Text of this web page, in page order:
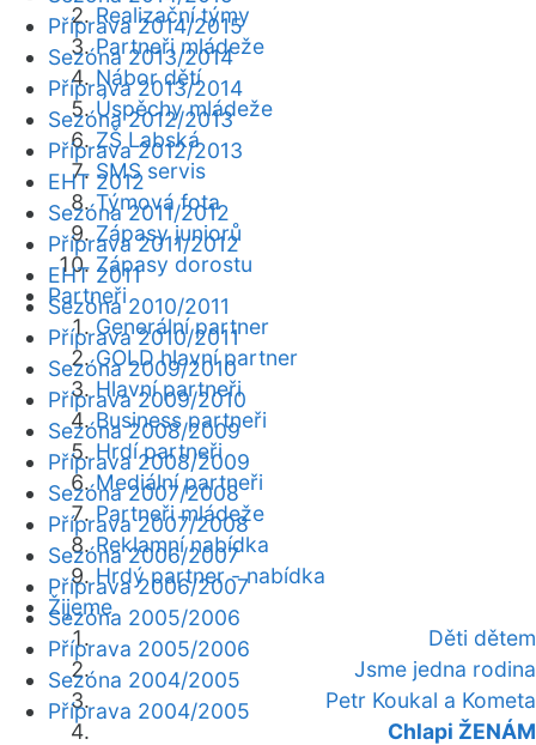
Realizační týmy
Partneři mládeže
Nábor dětí
Úspěchy mládeže
ZŠ Labská
SMS servis
Týmová fota
Zápasy juniorů
Zápasy dorostu
Partneři
Generální partner
GOLD hlavní partner
Hlavní partneři
Business partneři
Hrdí partneři
Mediální partneři
Partneři mládeže
Reklamní nabídka
Hrdý partner - nabídka
Žijeme
Děti dětem
Jsme jedna rodina
Petr Koukal a Kometa
Chlapi ŽENÁM
Příprava 2014/2015
Sezóna 2013/2014
Příprava 2013/2014
Sezóna 2012/2013
Příprava 2012/2013
EHT 2012
Sezóna 2011/2012
Příprava 2011/2012
EHT 2011
Sezóna 2010/2011
Příprava 2010/2011
Sezóna 2009/2010
Příprava 2009/2010
Sezóna 2008/2009
Příprava 2008/2009
Sezóna 2007/2008
Příprava 2007/2008
Sezóna 2006/2007
Příprava 2006/2007
Sezóna 2005/2006
Příprava 2005/2006
Sezóna 2004/2005
Příprava 2004/2005